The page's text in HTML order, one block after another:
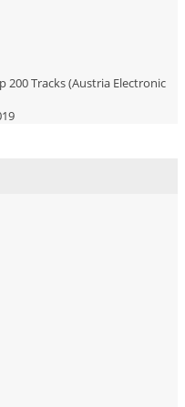
200 Tracks (Austria Electronic